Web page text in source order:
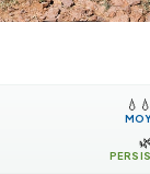
💧 💧